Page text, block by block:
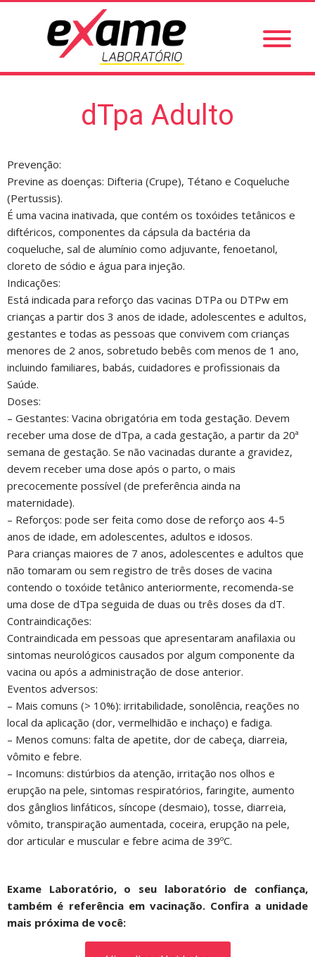
dTpa Adulto
Prevenção:
Previne as doenças: Difteria (Crupe), Tétano e Coqueluche
(Pertussis).
É uma vacina inativada, que contém os toxóides tetânicos e
diftéricos, componentes da cápsula da bactéria da
coqueluche, sal de alumínio como adjuvante, fenoetanol,
cloreto de sódio e água para injeção.
Indicações:
Está indicada para reforço das vacinas DTPa ou DTPw em
crianças a partir dos 3 anos de idade, adolescentes e adultos,
gestantes e todas as pessoas que convivem com crianças
menores de 2 anos, sobretudo bebês com menos de 1 ano,
incluindo familiares, babás, cuidadores e profissionais da
Saúde.
Doses:
– Gestantes: Vacina obrigatória em toda gestação. Devem
receber uma dose de dTpa, a cada gestação, ​a partir da 20ª
semana de gestação. ​Se não vacinadas durante a gravidez,
devem receber uma dose após o parto​, o mais
precocemente possível (de preferência ainda na
maternidade).
– Reforços: pode ser feita como dose de reforço aos 4-5
anos de idade, em adolescentes, adultos e idosos.
Para crianças maiores de 7 anos, adolescentes e adultos que
não tomaram ou sem registro de três doses de vacina
contendo o toxóide tetânico anteriormente, recomenda-se
uma dose de dTpa seguida de duas ou três doses da dT.
Contraindicações:
Contraindicada em pessoas que apresentaram anafilaxia ou
sintomas neurológicos causados por algum componente da
vacina ou após a administração de dose anterior.
Eventos adversos:
– Mais comuns (> 10%): irritabilidade, sonolência, reações no
local da aplicação (dor, vermelhidão e inchaço) e fadiga.
– Menos comuns: falta de apetite, dor de cabeça, diarreia,
vômito e febre.
– Incomuns: distúrbios da atenção, irritação nos olhos e
erupção na pele, sintomas respiratórios, faringite, aumento
dos gânglios linfáticos, síncope (desmaio), tosse, diarreia,
vômito, transpiração aumentada, coceira, erupção na pele,
dor articular e muscular e febre acima de 39ºC.
Exame Laboratório, o seu laboratório de confiança,
também é referência em vacinação. Confira a unidade
mais próxima de você: